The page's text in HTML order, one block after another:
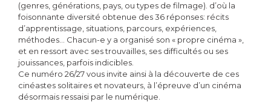
(genres, générations, pays, ou types de filmage). d’où la
foisonnante diversité obtenue des 36 réponses: récits
d’apprentissage, situations, parcours, expériences,
méthodes… Chacun-e y a organisé son « propre cinéma »,
et en ressort avec ses trouvailles, ses difficultés ou ses
jouissances, parfois indicibles.
Ce numéro 26/27 vous invite ainsi à la découverte de ces
cinéastes solitaires et novateurs, à l’épreuve d’un cinéma
désormais ressaisi par le numérique.